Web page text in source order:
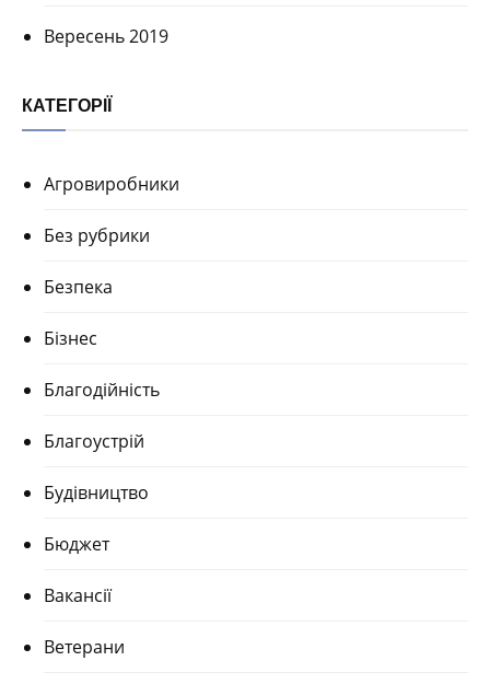
Вересень 2019
КАТЕГОРІЇ
Агровиробники
Без рубрики
Безпека
Бізнес
Благодійність
Благоустрій
Будівництво
Бюджет
Вакансії
Ветерани